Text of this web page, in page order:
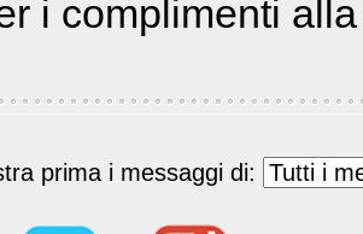
i complimenti
prima i messaggi di: